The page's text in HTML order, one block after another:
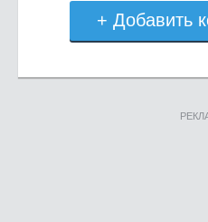
+ Добавить